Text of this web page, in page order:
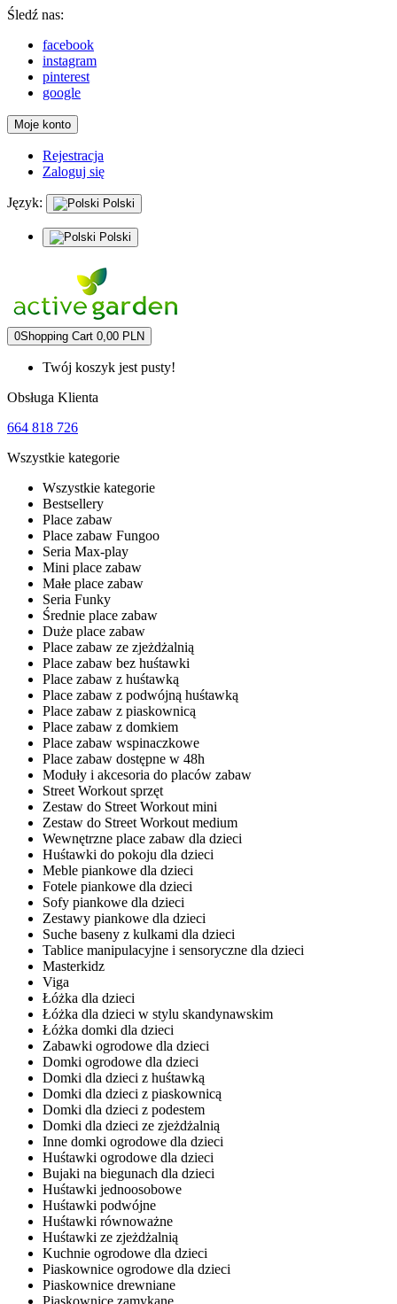
Śledź nas:
facebook
instagram
pinterest
google
Moje konto
Rejestracja
Zaloguj się
Język: Polski
Polski
0Shopping Cart 0,00 PLN
Twój koszyk jest pusty!
Obsługa Klienta
664 818 726
Wszystkie kategorie
Wszystkie kategorie
Bestsellery
Place zabaw
Place zabaw Fungoo
Seria Max-play
Mini place zabaw
Małe place zabaw
Seria Funky
Średnie place zabaw
Duże place zabaw
Place zabaw ze zjeżdżalnią
Place zabaw bez huśtawki
Place zabaw z huśtawką
Place zabaw z podwójną huśtawką
Place zabaw z piaskownicą
Place zabaw z domkiem
Place zabaw wspinaczkowe
Place zabaw dostępne w 48h
Moduły i akcesoria do placów zabaw
Street Workout sprzęt
Zestaw do Street Workout mini
Zestaw do Street Workout medium
Wewnętrzne place zabaw dla dzieci
Huśtawki do pokoju dla dzieci
Meble piankowe dla dzieci
Fotele piankowe dla dzieci
Sofy piankowe dla dzieci
Zestawy piankowe dla dzieci
Suche baseny z kulkami dla dzieci
Tablice manipulacyjne i sensoryczne dla dzieci
Masterkidz
Viga
Łóżka dla dzieci
Łóżka dla dzieci w stylu skandynawskim
Łóżka domki dla dzieci
Zabawki ogrodowe dla dzieci
Domki ogrodowe dla dzieci
Domki dla dzieci z huśtawką
Domki dla dzieci z piaskownicą
Domki dla dzieci z podestem
Domki dla dzieci ze zjeżdżalnią
Inne domki ogrodowe dla dzieci
Huśtawki ogrodowe dla dzieci
Bujaki na biegunach dla dzieci
Huśtawki jednoosobowe
Huśtawki podwójne
Huśtawki równoważne
Huśtawki ze zjeżdżalnią
Kuchnie ogrodowe dla dzieci
Piaskownice ogrodowe dla dzieci
Piaskownice drewniane
Piaskownice zamykane